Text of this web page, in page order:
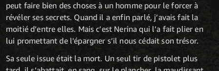
peut faire bien des choses à un homme pour le forcer à
révéler ses secrets. Quand il a enfin parlé, j’avais fait la
moitié d’entre elles. Mais c’est Nerina qui l’a fait plier en
lui promettant de l'épargner s’il nous cédait son trésor.
Sa seule issue était la mort. Un seul tir de pistolet plus